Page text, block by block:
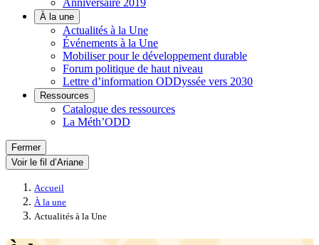
Anniversaire 2019
À la une
Actualités à la Une
Événements à la Une
Mobiliser pour le développement durable
Forum politique de haut niveau
Lettre d’information ODDyssée vers 2030
Ressources
Catalogue des ressources
La Méth’ODD
Fermer
Voir le fil d’Ariane
Accueil
À la une
Actualités à la Une